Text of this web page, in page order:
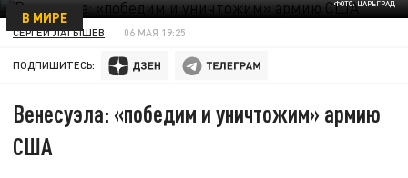
ФОТО: ЦАРЬГРАД
В МИРЕ
СЕРГЕЙ ЛАТЫШЕВ 06 МАЯ 19:25
ПОДПИШИТЕСЬ:
Венесуэла: «победим и уничтожим» армию
США